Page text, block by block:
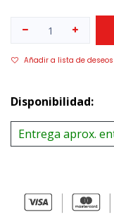
Añadir a lista de deseos
Disponibilidad:
Entrega aprox.